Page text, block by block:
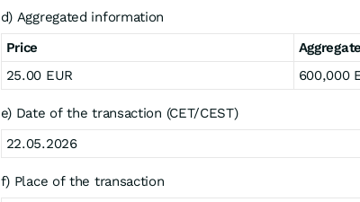
d) Aggregated information
Price
25.00 EUR
600,000
e) Date of the transaction (CET/CEST)
22.05.2026
f) Place of the transaction